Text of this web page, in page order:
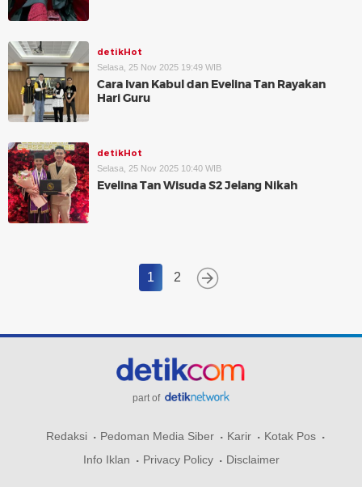
detikHot
Selasa, 25 Nov 2025 19:49 WIB
Cara Ivan Kabul dan Evelina Tan Rayakan
Hari Guru
detikHot
Selasa, 25 Nov 2025 10:40 WIB
Evelina Tan Wisuda S2 Jelang Nikah
1 2
part of
Redaksi Pedoman Media Siber Karir
Kotak Pos
Info Iklan
Privacy Policy Disclaimer